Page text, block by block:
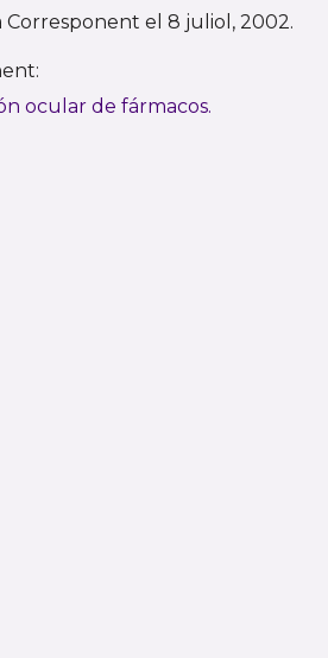
Corresponent el 8 juliol, 2002.
ocular de fármacos.